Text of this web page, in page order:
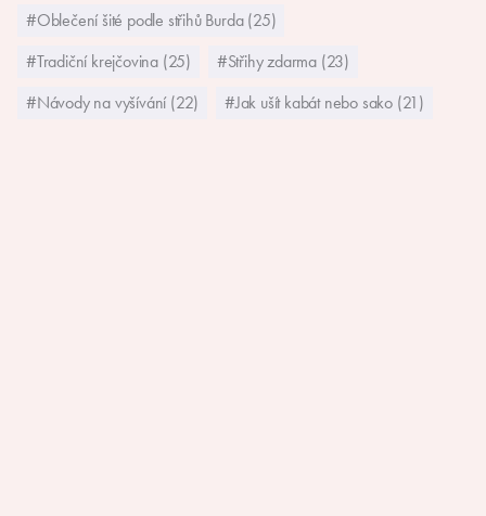
#Oblečení šité podle střihů Burda (25)
#Tradiční krejčovina (25)
#Střihy zdarma (23)
#Návody na vyšívání (22)
#Jak ušít kabát nebo sako (21)